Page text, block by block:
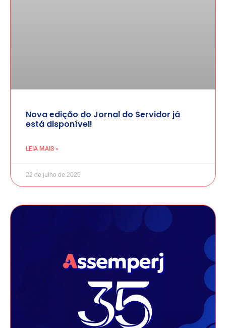
Nova edição do Jornal do Servidor já
está disponível!
LEIA MAIS »
22 de julho de 2026